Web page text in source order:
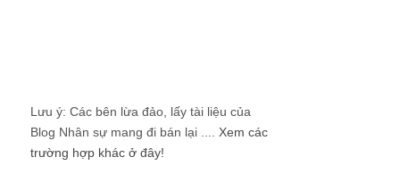
Lưu ý: Các bên lừa đảo, lấy tài liệu của
Blog Nhân sự mang đi bán lại .... Xem các
trường hợp khác ở đây!